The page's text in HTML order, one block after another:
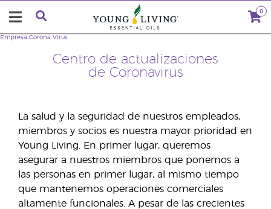
0
Centro de actualizaciones
de Coronavirus
Empresa Corona Virus
La salud y la seguridad de nuestros empleados,
miembros y socios es nuestra mayor prioridad en
Young Living. En primer lugar, queremos
asegurar a nuestros miembros que ponemos a
las personas en primer lugar, al mismo tiempo
que mantenemos operaciones comerciales
altamente funcionales. A pesar de las crecientes